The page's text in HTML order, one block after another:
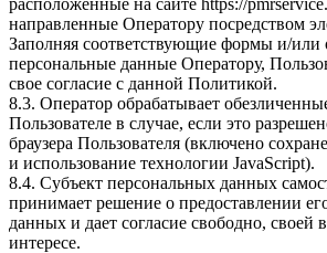
расположенные на сайте https://
направленные Оператору посредством
Заполняя соответствующие формы и/или
персональные данные Оператору,
свое согласие с данной Политикой.
8.3. Оператор обрабатывает
Пользователе в случае, если это
браузера Пользователя (включено
и использование технологии JavaScript).
8.4. Субъект персональных данных
принимает решение о предоставлении
данных и дает согласие свободно, своей
интересе.